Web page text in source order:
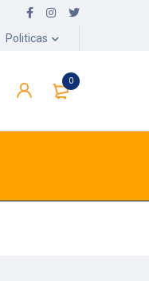
Politicas
0